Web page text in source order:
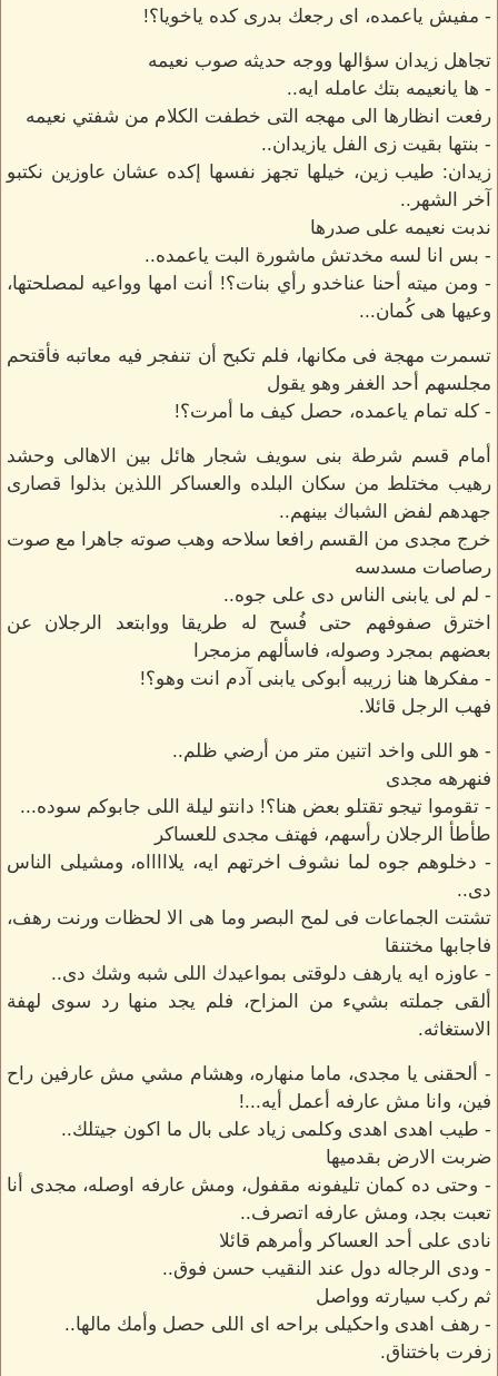
- مفيش ياعمده، اى رجعك بدرى كده ياخويا؟!
تجاهل زيدان سؤالها ووجه حديثه صوب نعيمه
- ها يانعيمه بتك عامله ايه..
رفعت انظارها الى مهجه التى خطفت الكلام من شفتي نعيمه
- بنتها بقيت زى الفل يازيدان..
زيدان: طيب زين، خيلها تجهز نفسها إكده عشان عاوزين نكتبو
آخر الشهر..
ندبت نعيمه على صدرها
- بس انا لسه مخدتش ماشورة البت ياعمده..
- ومن ميته أحنا عناخدو رأي بنات؟! أنت امها وواعيه لمصلحتها،
وعيها هى كُمان...
تسمرت مهجة فى مكانها، فلم تكبح أن تنفجر فيه معاتبه فأقتحم
مجلسهم أحد الغفر وهو يقول
- كله تمام ياعمده، حصل كيف ما أمرت؟!
أمام قسم شرطة بنى سويف شجار هائل بين الاهالى وحشد
رهيب مختلط من سكان البلده والعساكر اللذين بذلوا قصارى
جهدهم لفض الشباك بينهم..
خرج مجدى من القسم رافعا سلاحه وهب صوته جاهرا مع صوت
رصاصات مسدسه
- لم لى يابنى الناس دى على جوه..
اخترق صفوفهم حتى فُسح له طريقا ووابتعد الرجلان عن
بعضهم بمجرد وصوله، فاسألهم مزمجرا
- مفكرها هنا زريبه أبوكى يابنى آدم انت وهو؟!
فهب الرجل قائلا.
- هو اللى واخد اتنين متر من أرضي ظلم..
فنهرهه مجدى
- تقوموا تيجو تقتلو بعض هنا؟! دانتو ليلة اللى جابوكم سوده...
طأطأ الرجلان رأسهم، فهتف مجدى للعساكر
- دخلوهم جوه لما نشوف اخرتهم ايه، يلاااااه، ومشيلى الناس
دى..
تشتت الجماعات فى لمح البصر وما هى الا لحظات ورنت رهف،
فاجابها مختنقا
- عاوزه ايه يارهف دلوقتى بمواعيدك اللى شبه وشك دى..
ألقى جملته بشيء من المزاح، فلم يجد منها رد سوى لهفة
الاستغاثه.
- ألحقنى يا مجدى، ماما منهاره، وهشام مشي مش عارفين راح
فين، وانا مش عارفه أعمل أيه...!
- طيب اهدى اهدى وكلمى زياد على بال ما اكون جيتلك..
ضربت الارض بقدميها
- وحتى ده كمان تليفونه مقفول، ومش عارفه اوصله، مجدى أنا
تعبت بجد، ومش عارفه اتصرف..
نادى على أحد العساكر وأمرهم قائلا
- ودى الرجاله دول عند النقيب حسن فوق..
ثم ركب سيارته وواصل
- رهف اهدى واحكيلى براحه اى اللى حصل وأمك مالها..
زفرت باختناق.